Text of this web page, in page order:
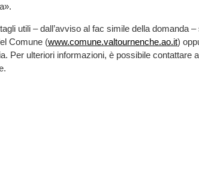
utili – dall’avviso al fac simile della domanda
Comune (www.comune.valtournenche.ao.it)
Per ulteriori informazioni, è possibile contattare